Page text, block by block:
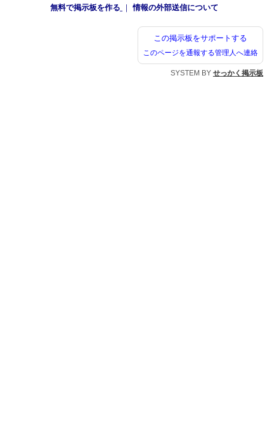
無料で掲示板を作る ｜情報の外部送信について
この掲示板をサポートする
このページを通報する管理人へ連絡
SYSTEM BY せっかく掲示板